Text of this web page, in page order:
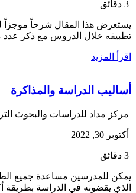
يستعرض هذا المقال شرحاً موجزاً
تطبيقه خلال الدروس مع ذكر عدد
اقرأ المزيد
أساليب الدراسة والمذاكرة
مركز مداد للدراسات والبحوث
أكتوبر 30, 2022
يمكن للمدرسين مساعدة جميع
الذي يقضونه في الدراسة بطريقة